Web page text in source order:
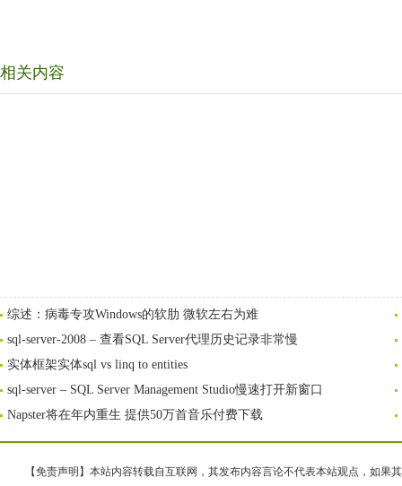
相关内容
综述：病毒专攻Windows的软肋 微软左右为难
sql-server-2008 – 查看SQL Server代理历史记录非常慢
实体框架实体sql vs linq to entities
sql-server – SQL Server Management Studio慢速打开新窗口
Napster将在年内重生 提供50万首音乐付费下载
【免责声明】本站内容转载自互联网，其发布内容言论不代表本站观点，如果